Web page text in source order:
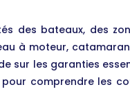
des bateaux, des
à moteur,
sur les garanties
comprendre les